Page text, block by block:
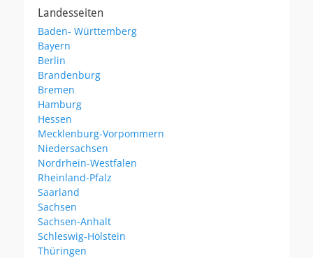
a
m
Landesseiten
Baden- Württemberg
Bayern
Berlin
Brandenburg
Bremen
Hamburg
Hessen
Mecklenburg-Vorpommern
Niedersachsen
Nordrhein-Westfalen
Rheinland-Pfalz
Saarland
Sachsen
Sachsen-Anhalt
Schleswig-Holstein
Thüringen